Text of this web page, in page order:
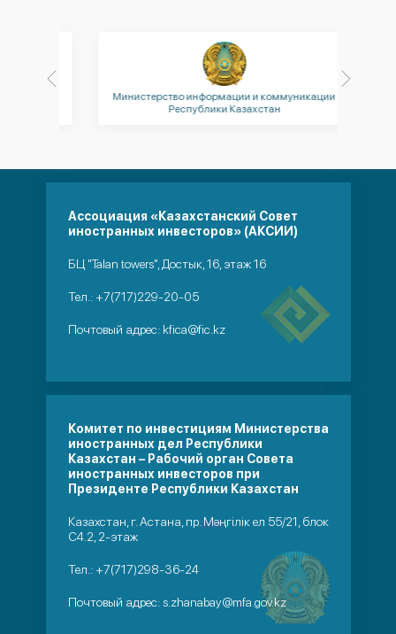
Министерство информации и коммуникации
Республики Казахстан
Ассоциация «Казахстанский Совет
иностранных инвесторов» (АКСИИ)
БЦ "Talan towers", Достык, 16, этаж 16
Тел.: +7(717)229-20-05
Почтовый адрес: kfica@fic.kz
Комитет по инвестициям Министерства
иностранных дел Республики
Казахстан – Рабочий орган Совета
иностранных инвесторов при
Президенте Республики Казахстан
Казахстан, г. Астана, пр. Мәңгілік ел 55/21, блок
С4.2, 2-этаж
Тел.: +7(717)298-36-24
Почтовый адрес: s.zhanabay@mfa.gov.kz